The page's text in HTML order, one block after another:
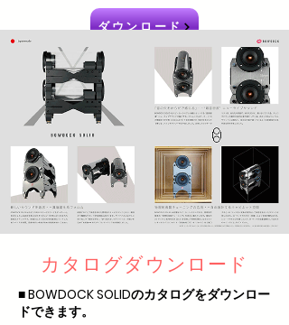
ダウンロード
カタログダウンロード
■ BOWDOCK SOLIDのカタログをダウンロー
ドできます。